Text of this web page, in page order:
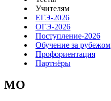
Учителям
ЕГЭ-2026
ОГЭ-2026
Поступление-2026
Обучение за рубежом
Профориентация
Партнёры
MO